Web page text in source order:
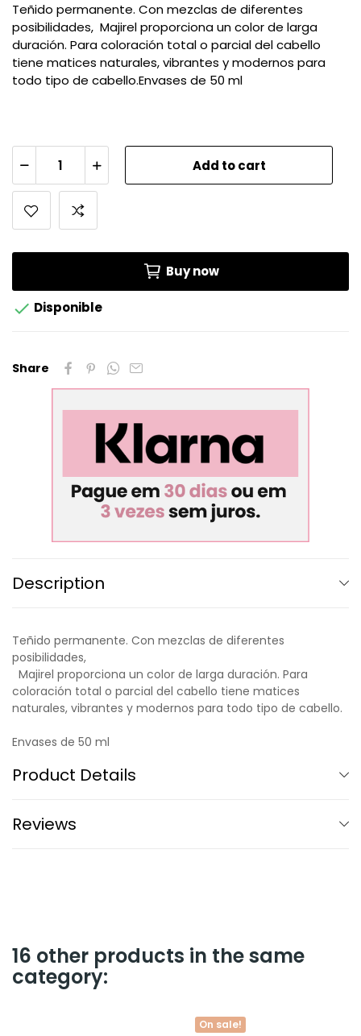
Teñido permanente. Con mezclas de diferentes
posibilidades, Majirel proporciona un color de larga
duración. Para coloración total o parcial del cabello
tiene matices naturales, vibrantes y modernos para
todo tipo de cabello.Envases de 50 ml
Add to cart
Buy now
 Disponible
Share
Description
Teñido permanente. Con mezclas de diferentes
posibilidades,
Majirel proporciona un color de larga duración. Para
coloración total o parcial del cabello tiene matices
naturales, vibrantes y modernos para todo tipo de cabello.
Envases de 50 ml
Product Details
Reviews
16 other products in the same
category:
On sale!